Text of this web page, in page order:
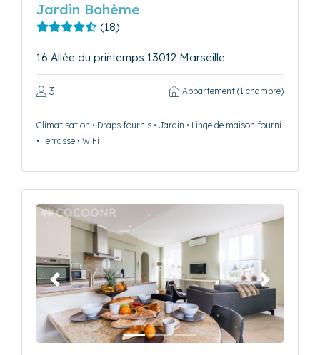
Jardin Bohème
(18)
16 Allée du printemps 13012 Marseille
3 Appartement (1 chambre)
Climatisation • Draps fournis • Jardin • Linge de maison fourni
• Terrasse • WiFi
Précédent Suivant